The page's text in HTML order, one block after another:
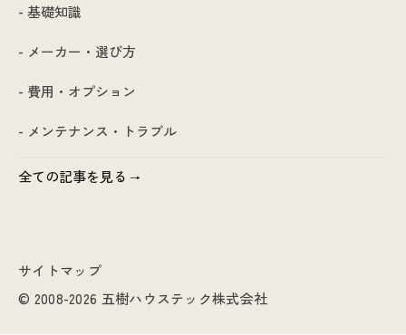
- 基礎知識
- メーカー・選び方
- 費用・オプション
- メンテナンス・トラブル
全ての記事を見る
© 2008-2026 五樹ハウステック株式会社
サイトマップ